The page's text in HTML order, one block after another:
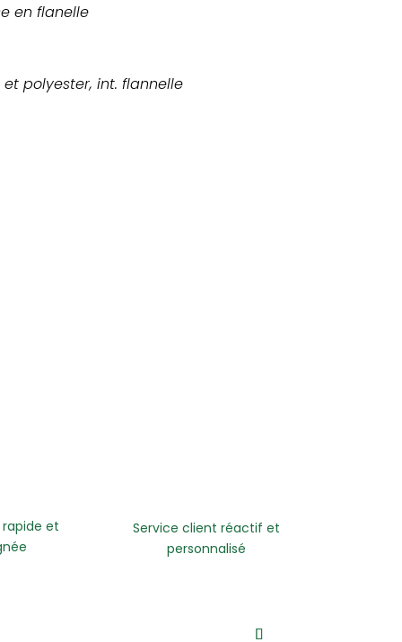
en flanelle
et polyester, int. flannelle
rapide et
Service client réactif et
personnalisé